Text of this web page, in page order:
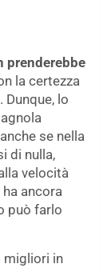
prenderebbe
la certezza
Dunque, lo
se nella
di nulla,
velocità
ancora
può farlo
migliori in